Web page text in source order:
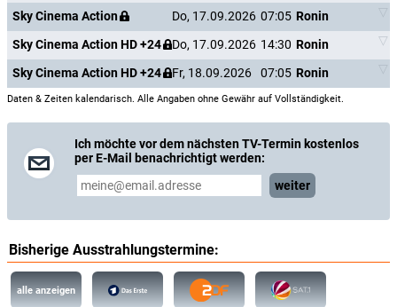
Sky Cinema Action
Do, 17.09.2026 07:05 Ronin
Sky Cinema Action HD +24
Do, 17.09.2026 14:30 Ronin
Sky Cinema Action HD +24
Fr, 18.09.2026 07:05 Ronin
Daten & Zeiten kalendarisch. Alle Angaben ohne Gewähr auf Vollständigkeit.
Ich möchte vor dem nächsten TV-Termin kostenlos
per E-Mail benachrichtigt werden:
weiter
Bisherige Ausstrahlungstermine:
alle anzeigen